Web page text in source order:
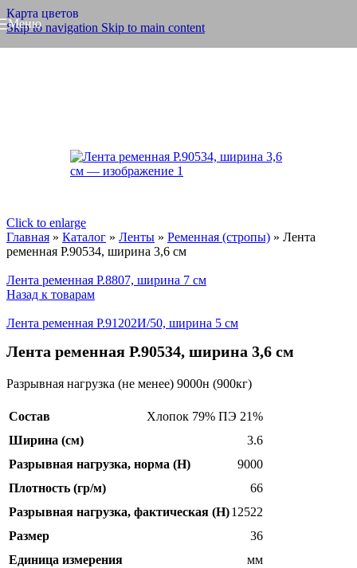
Карта цветов
Skip to navigation Skip to main content
Меню
Click to enlarge
Главная » Каталог » Ленты » Ременная (стропы) » Лента
ременная Р.90534, ширина 3,6 см
Лента ременная Р.8807, ширина 7 см
Назад к товарам
Лента ременная Р.91202И/50, ширина 5 см
Лента ременная Р.90534, ширина 3,6 см
Разрывная нагрузка (не менее) 9000н (900кг)
Состав
Хлопок 79% ПЭ 21%
Ширина (см)
3.6
Разрывная нагрузка, норма (H)
9000
Плотность (гр/м)
66
Разрывная нагрузка, фактическая (H)12522
Размер
36
Единица измерения
мм